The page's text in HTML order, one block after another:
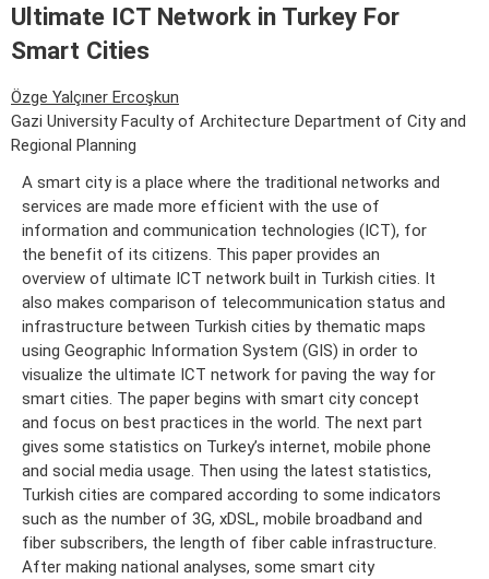
Ultimate ICT Network in Turkey For
Smart Cities
Özge Yalçıner Ercoşkun
Gazi University Faculty of Architecture Department of City and
Regional Planning
A smart city is a place where the traditional networks and
services are made more efficient with the use of
information and communication technologies (ICT), for
the benefit of its citizens. This paper provides an
overview of ultimate ICT network built in Turkish cities. It
also makes comparison of telecommunication status and
infrastructure between Turkish cities by thematic maps
using Geographic Information System (GIS) in order to
visualize the ultimate ICT network for paving the way for
smart cities. The paper begins with smart city concept
and focus on best practices in the world. The next part
gives some statistics on Turkey’s internet, mobile phone
and social media usage. Then using the latest statistics,
Turkish cities are compared according to some indicators
such as the number of 3G, xDSL, mobile broadband and
fiber subscribers, the length of fiber cable infrastructure.
After making national analyses, some smart city